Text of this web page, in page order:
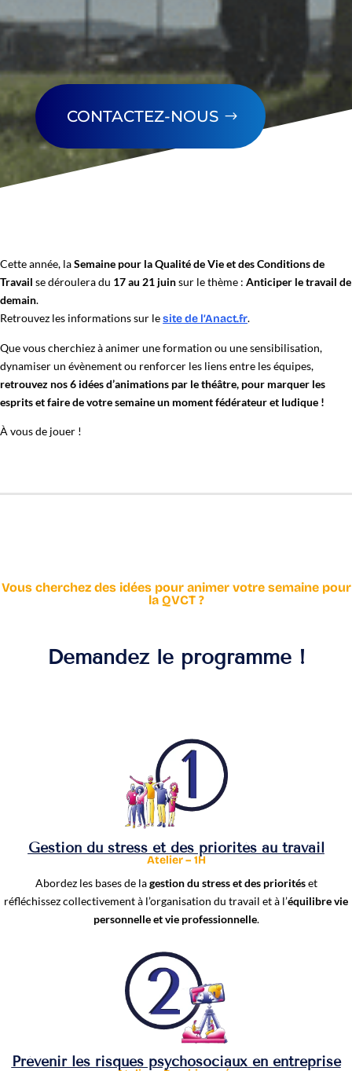
CONTACTEZ-NOUS
Cette année, laSemaine pour la Qualité de Vie et des Conditions de
Travail se déroulera du 17 au 21 juinsur le thème : Anticiper le travail de
demain.
Retrouvez les informations sur lesite de l’Anact.fr.
Que vous cherchiez à animer une formation ou une sensibilisation,
dynamiser un évènement ou renforcer les liens entre les équipes,
retrouvez nos 6 idées d’animations par le théâtre, pour marquer les
esprits et faire de votre semaine un moment fédérateur et ludique !
À vous de jouer !
Vous cherchez des idées pour animer votre semaine pour
la QVCT ?
Demandez le programme !
Gestion du stress et des priorités au travail
Atelier – 1H
Abordez les bases de lagestion du stress et des prioritéset
réfléchissez collectivement à l’organisation du travail et à l’équilibre vie
personnelle et vie professionnelle.
Prévenir les risques psychosociaux en entreprise